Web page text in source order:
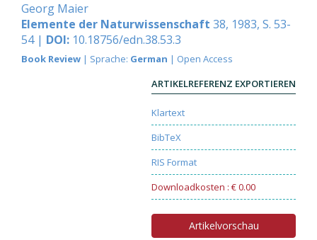
Georg Maier
Elemente der Naturwissenschaft 38, 1983, S. 53-
54 | DOI: 10.18756/edn.38.53.3
Book Review | Sprache: German | Open Access
ARTIKELREFERENZ EXPORTIEREN
Klartext
BibTeX
RIS Format
Downloadkosten : € 0.00
Artikelvorschau